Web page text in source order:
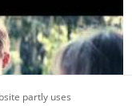
partly uses